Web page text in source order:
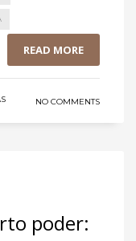
READ MORE
NO COMMENTS
poder: